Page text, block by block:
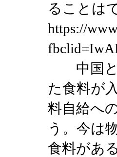
ることは
https://
中国と
た食料が
料自給へ
う。今は
食料があ